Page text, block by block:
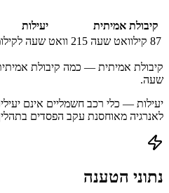
קיבולת אמיתית
יעילות
87 קילוואט שעה 215 וואט שעה
קיבולת אמיתית — כמה קיבולת
שעה.
לאנרגיה מאוחסנת עקב הפסדים
נתוני הטענה